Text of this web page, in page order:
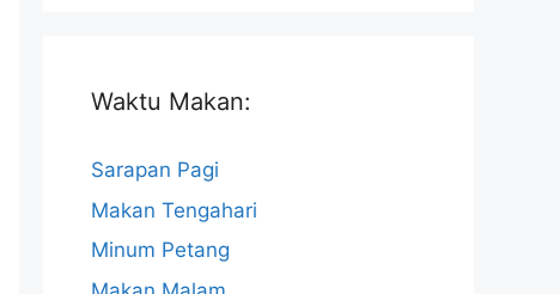
Waktu Makan:
Sarapan Pagi
Makan Tengahari
Minum Petang